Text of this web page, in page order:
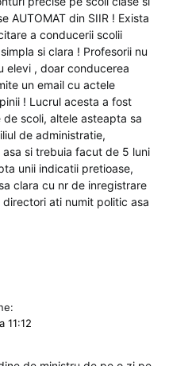
AUTOMAT din SIIR ! Exista
a conducerii scolii
si clara ! Profesorii nu
elevi , doar conducerea
un email cu actele
! Lucrul acesta a fost
scoli, altele asteapta sa
de administratie,
si trebuia facut de 5 luni
unii indicatii pretioase,
clara cu nr de inregistrare
ati numit politic asa
11:12